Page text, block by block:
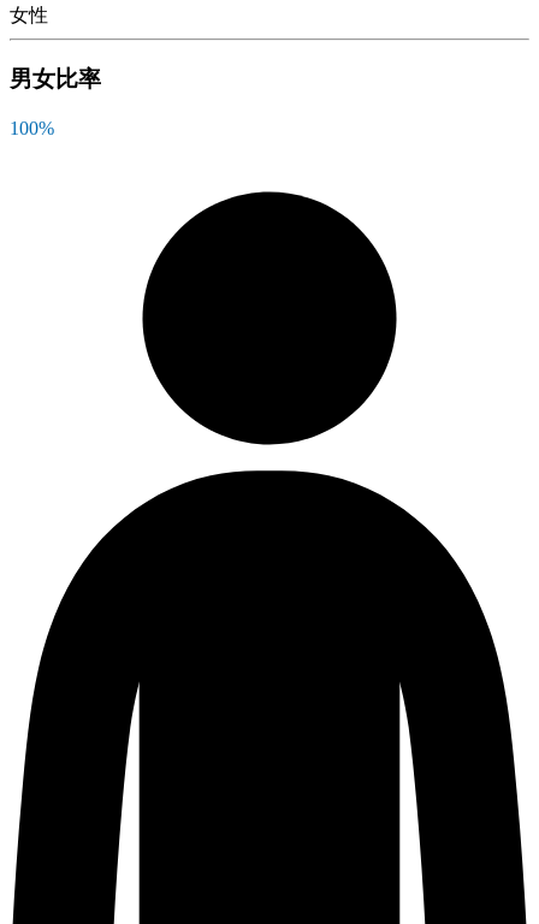
女性
男女比率
100%